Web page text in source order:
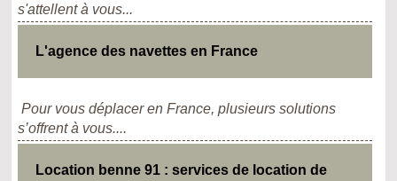
s'attellent à vous...
L'agence des navettes en France
Pour vous déplacer en France, plusieurs solutions
s’offrent à vous....
Location benne 91 : services de location de